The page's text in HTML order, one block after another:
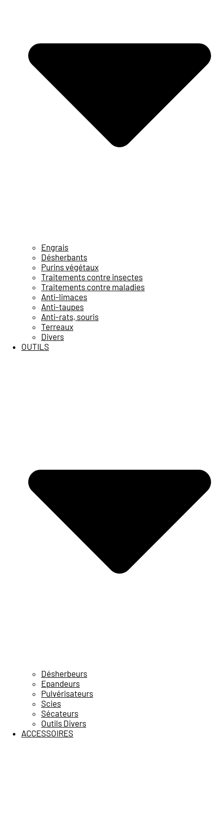
Engrais
Désherbants
Purins végétaux
Traitements contre insectes
Traitements contre maladies
Anti-limaces
Anti-taupes
Anti-rats, souris
Terreaux
Divers
OUTILS
Désherbeurs
Epandeurs
Pulvérisateurs
Scies
Sécateurs
Outils Divers
ACCESSOIRES